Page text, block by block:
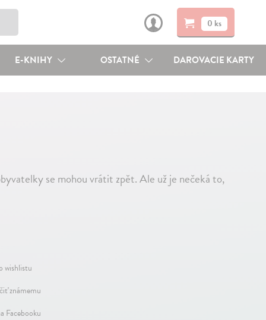
0 ks
E-KNIHY OSTATNÉ DAROVACIE KARTY
se mohou vrátit zpět. Ale už je nečeká to,
wishlistu
známemu
Facebooku